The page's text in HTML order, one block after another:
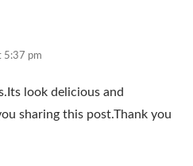
5:37 pm
look delicious and
sharing this post.Thank you